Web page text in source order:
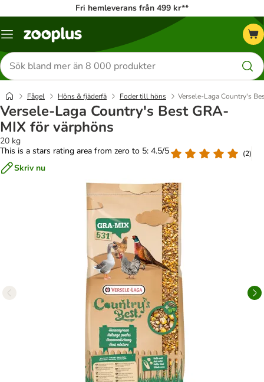
Fri hemleverans från 499 kr**
Katalogmeny
Sök
efter
produkter
Fågel Höns & fjäderfä Foder till höns Versele-Laga Country's
Versele-Laga Country's Best GRA-
MIX för värphöns
20 kg
This is a stars rating area from zero to 5: 4.5/5
(2)
Skriv nu